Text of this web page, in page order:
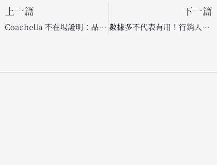
上一篇
Coachella 不在場證明：品牌為何紛紛轉向「場外活動」改寫音樂祭行銷版圖？
下一篇
數據多不代表有用！行銷人應從「追逐數據」轉為「捕捉信號」，挖掘未開發的增長潛力